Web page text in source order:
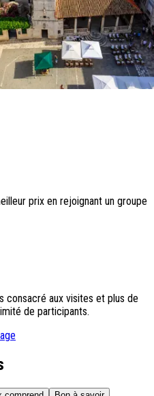
prix en rejoignant un groupe
consacré aux visites et plus de
de participants.